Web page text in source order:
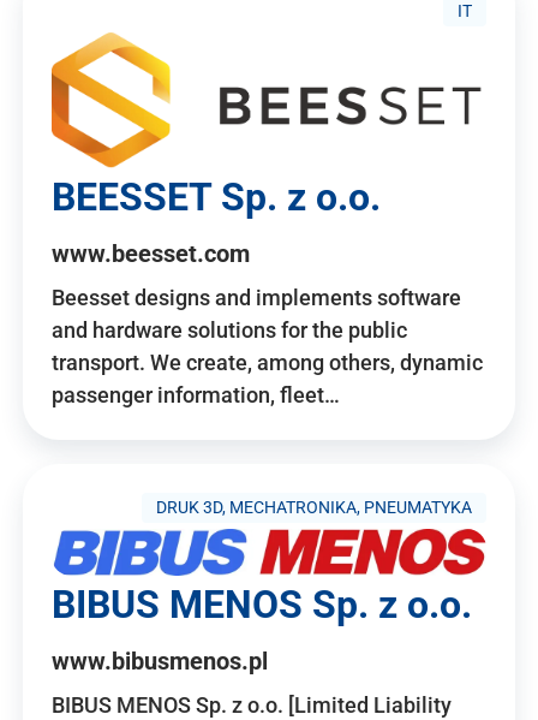
IT
BEESSET Sp. z o.o.
www.beesset.com
Beesset designs and implements software
and hardware solutions for the public
transport. We create, among others, dynamic
passenger information, fleet…
DRUK 3D, MECHATRONIKA, PNEUMATYKA
BIBUS MENOS Sp. z o.o.
www.bibusmenos.pl
BIBUS MENOS Sp. z o.o. [Limited Liability